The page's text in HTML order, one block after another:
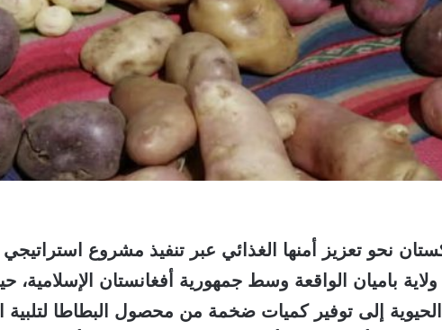
نحو تعزيز أمنها الغذائي عبر تنفيذ مشروع
باميان الواقعة وسط جمهورية أفغانستان الإسلامية،
إلى توفير كميات ضخمة من محصول البطاطا لتلبية